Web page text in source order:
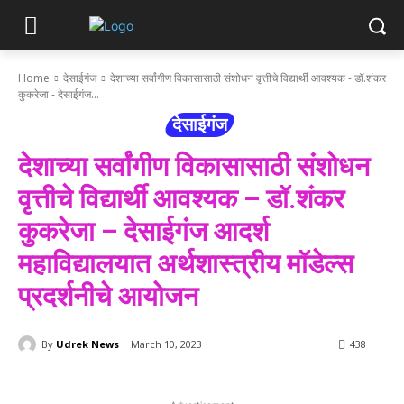
Home देसाईगंज
देशाच्या सर्वांगीण विकासासाठी संशोधन वृत्तीचे विद्यार्थी आवश्यक - डॉ.शंकर
कुकरेजा - देसाईगंज...
देसाईगंज
देशाच्या सर्वांगीण विकासासाठी संशोधन
वृत्तीचे विद्यार्थी आवश्यक – डॉ.शंकर
कुकरेजा – देसाईगंज आदर्श
महाविद्यालयात अर्थशास्त्रीय मॉडेल्स
प्रदर्शनीचे आयोजन
By Udrek News March 10, 2023 438